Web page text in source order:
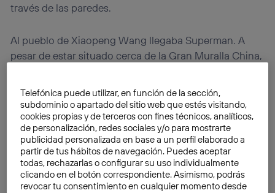
través de las paredes.
Al pueblo de Xiaopeng Wang llegaba Superman. A
pesar de estar situado cerca de la Gran Muralla China,
magia del personaje también envolvió a Wang, que
quería ser como él; tener superpoderes para ayudar a
la gente y luchar contra el crimen. Se quedó prendado
sobre todo dela visión de rayos-X que tenía
Superman, que podía ver a través de las paredes.
Pensó que algo así sería muy útil en el mundo real.
Telefónica puede utilizar, en función de la sección,
subdominio o apartado del sitio web que estés visitando,
cookies propias y de terceros con fines técnicos, analíticos,
de personalización, redes sociales y/o para mostrarte
publicidad personalizada en base a un perfil elaborado a
partir de tus hábitos de navegación. Puedes aceptar
todas, rechazarlas o configurar su uso individualmente
clicando en el botón correspondiente. Asimismo, podrás
revocar tu consentimiento en cualquier momento desde